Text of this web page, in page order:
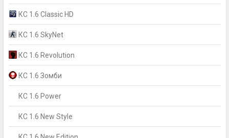
КС 1.6 Classic HD
КС 1.6 SkyNet
КС 1.6 Revolution
КС 1.6 Зомби
КС 1.6 Power
КС 1.6 New Style